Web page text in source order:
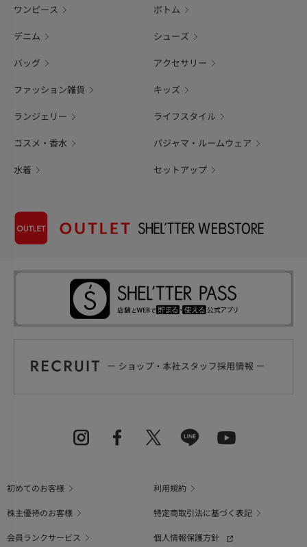
ワンピース ボトム
デニム シューズ
バッグ アクセサリー
ファッション雑貨 キッズ
ランジェリー ライフスタイル
コスメ・香水 パジャマ・ルームウェア
水着 セットアップ
初めてのお客様
利用規約
株主優待のお客様
特定商取引法に基づく表記
会員ランクサービス
個人情報保護方針